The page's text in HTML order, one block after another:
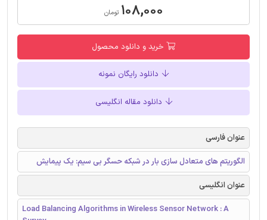
۱۰۸,۰۰۰ تومان
خرید و دانلود محصول
دانلود رایگان نمونه
دانلود مقاله انگلیسی
عنوان فارسی
الگوریتم های متعادل سازی بار در شبکه حسگر بی سیم: یک پیمایش
عنوان انگلیسی
Load Balancing Algorithms in Wireless Sensor Network : A